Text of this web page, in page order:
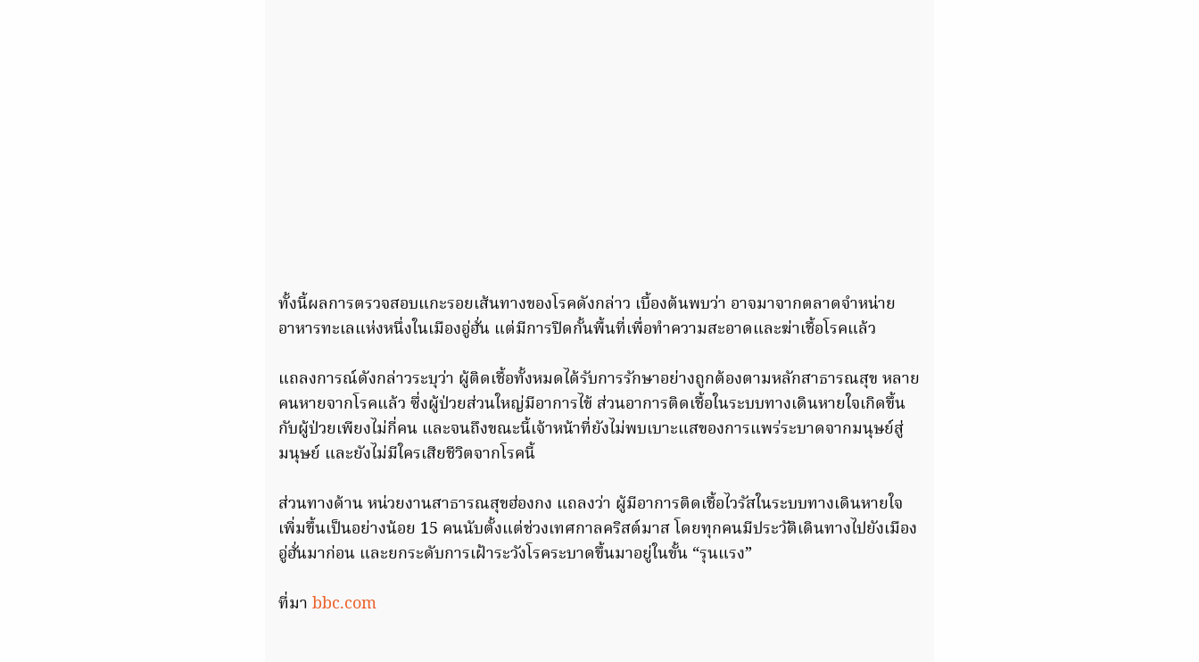
ทั้งนี้ผลการตรวจสอบแกะรอยเส้นทางของโรคดังกล่าว เบื้องต้นพบว่า อาจมาจากตลาดจำหน่าย
อาหารทะเลแห่งหนึ่งในเมืองอู่ฮั่น แต่มีการปิดกั้นพื้นที่เพื่อทำความสะอาดและฆ่าเชื้อโรคแล้ว
แถลงการณ์ดังกล่าวระบุว่า ผู้ติดเชื้อทั้งหมดได้รับการรักษาอย่างถูกต้องตามหลักสาธารณสุข หลาย
คนหายจากโรคแล้ว ซึ่งผู้ป่วยส่วนใหญ่มีอาการไข้ ส่วนอาการติดเชื้อในระบบทางเดินหายใจเกิดขึ้น
กับผู้ป่วยเพียงไม่กี่คน และจนถึงขณะนี้เจ้าหน้าที่ยังไม่พบเบาะแสของการแพร่ระบาดจากมนุษย์สู่
มนุษย์ และยังไม่มีใครเสียชีวิตจากโรคนี้
ส่วนทางด้าน หน่วยงานสาธารณสุขฮ่องกง แถลงว่า ผู้มีอาการติดเชื้อไวรัสในระบบทางเดินหายใจ
เพิ่มขึ้นเป็นอย่างน้อย 15 คนนับตั้งแต่ช่วงเทศกาลคริสต์มาส โดยทุกคนมีประวัติเดินทางไปยังเมือง
อู่ฮั่นมาก่อน และยกระดับการเฝ้าระวังโรคระบาดขึ้นมาอยู่ในขั้น “รุนแรง”
ที่มา bbc.com